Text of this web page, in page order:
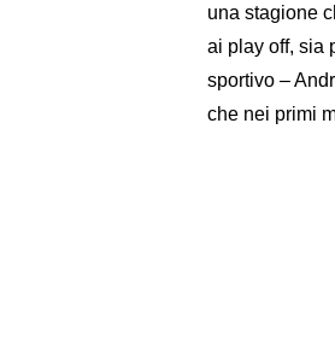
una stagione
ai play off, sia
sportivo –
che nei primi